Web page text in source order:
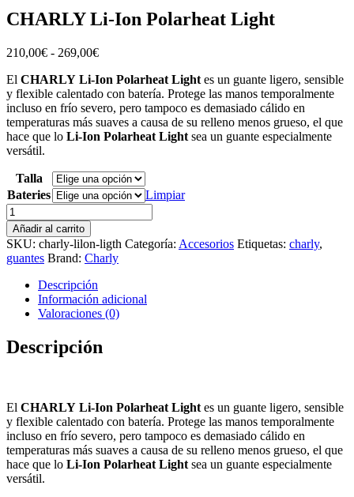
CHARLY Li-Ion Polarheat Light
210,00€ - 269,00€Rango
precios:
desde
210,00€
hasta
269,00€
El CHARLY Li-Ion Polarheat Light es un guante ligero, sensible
y flexible calentado con batería. Protege las manos temporalmente
incluso en frío severo, pero tampoco es demasiado cálido en
temperaturas más suaves a causa de su relleno menos grueso, el que
hace que lo Li-Ion Polarheat Light sea un guante especialmente
versátil.
Talla
Bateries
Limpiar
CHARLY
Li-
Ion
Polarheat
Light
cantidad
Añadir al carrito
SKU: charly-lilon-ligth Categoría: Accesorios Etiquetas: charly,
guantes Brand: Charly
Descripción
Información adicional
Valoraciones (0)
Descripción
El CHARLY Li-Ion Polarheat Light es un guante ligero, sensible
y flexible calentado con batería. Protege las manos temporalmente
incluso en frío severo, pero tampoco es demasiado cálido en
temperaturas más suaves a causa de su relleno menos grueso, el que
hace que lo Li-Ion Polarheat Light sea un guante especialmente
versátil.